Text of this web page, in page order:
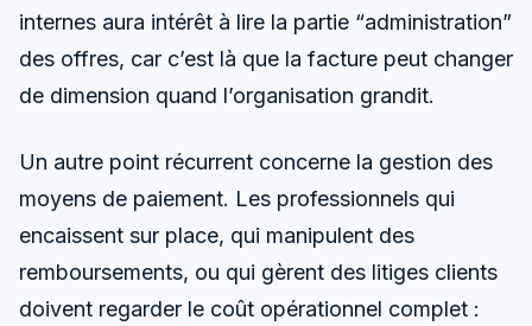
internes aura intérêt à lire la partie “administration”
des offres, car c’est là que la facture peut changer
de dimension quand l’organisation grandit.
Un autre point récurrent concerne la gestion des
moyens de paiement. Les professionnels qui
encaissent sur place, qui manipulent des
remboursements, ou qui gèrent des litiges clients
doivent regarder le coût opérationnel complet :